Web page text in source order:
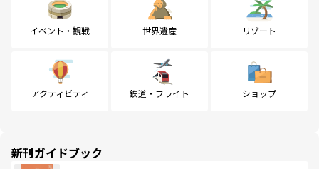
イベント・観戦 世界遺産 リゾート
アクティビティ 鉄道・フライト ショップ
新刊ガイドブック